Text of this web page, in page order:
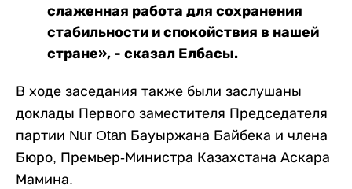
слаженная работа для сохранения
стабильности и спокойствия в нашей
стране», - сказал Елбасы.
В ходе заседания также были заслушаны
доклады Первого заместителя Председателя
партии Nur Otan Бауыржана Байбека и члена
Бюро, Премьер-Министра Казахстана Аскара
Мамина.